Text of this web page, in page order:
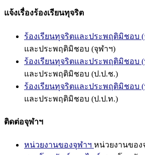
แจ้งเรื่องร้องเรียนทุจริต
ร้องเรียนทุจริตและประพฤติมิชอบ
และประพฤติมิชอบ (จุฬาฯ)
ร้องเรียนทุจริตและประพฤติมิชอบ
และประพฤติมิชอบ (ป.ป.ช.)
ร้องเรียนทุจริตและประพฤติมิชอบ
และประพฤติมิชอบ (ป.ป.ท.)
ติดต่อจุฬาฯ
หน่วยงานของจุฬาฯ หน่วยงานของ